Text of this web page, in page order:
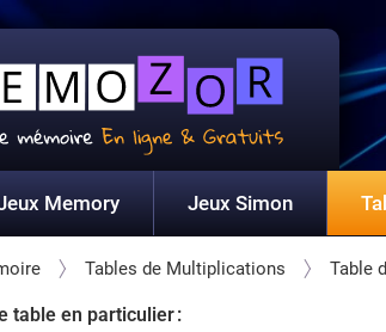
Memory Jeux Simon
Tables de Multiplications Table
table en particulier :